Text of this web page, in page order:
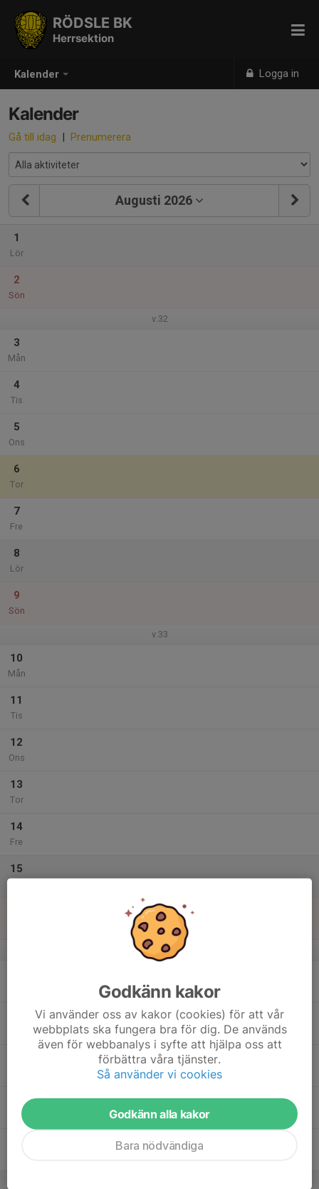
Kalender Logga in
RÖDSLE BK
Herrsektion
Kalender
Gå till idag | Prenumerera
Augusti 2026
1
Lör
2
Sön
v.32
3
Mån
4
Tis
5
Ons
6
Tor
7
Fre
8
Lör
9
Sön
v.33
10
Mån
11
Tis
12
Ons
13
Tor
14
Fre
15
v.34
Tor
Godkänn kakor
Vi använder oss av kakor (cookies) för att vår
webbplats ska fungera bra för dig. De används
även för webbanalys i syfte att hjälpa oss att
förbättra våra tjänster.
Så använder vi cookies
Godkänn alla kakor
Bara nödvändiga